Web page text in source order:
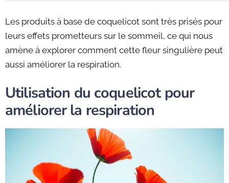
Les produits à base de coquelicot sont très prisés pour
leurs effets prometteurs sur le sommeil, ce qui nous
amène à explorer comment cette fleur singulière peut
aussi améliorer la respiration.
Utilisation du coquelicot pour
améliorer la respiration